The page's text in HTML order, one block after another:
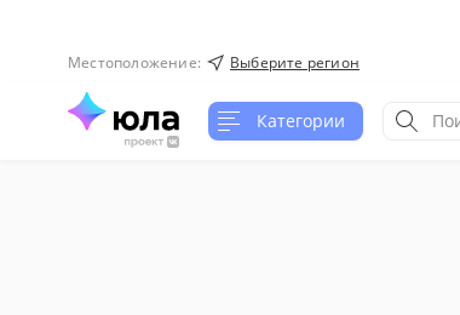
Местоположение: Выберите регион
Категории